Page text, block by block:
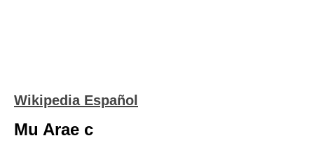
Wikipedia Español
Mu Arae c